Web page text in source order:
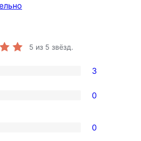
5 из 5 звёзд.
3
0
0